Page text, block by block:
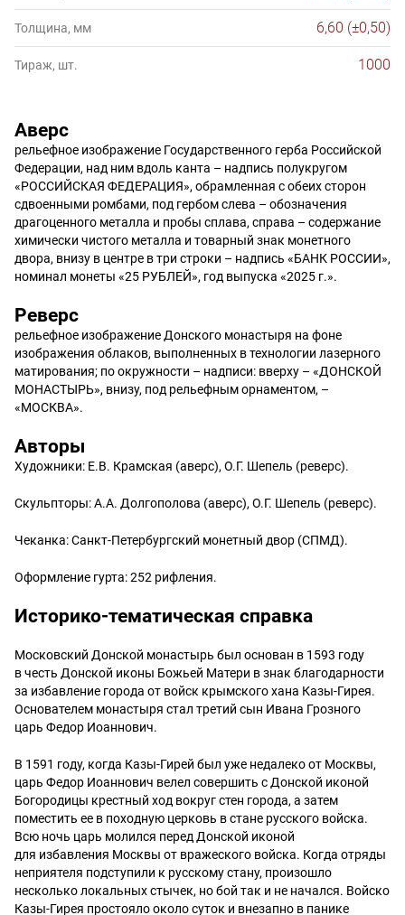
Толщина, мм 6,60 (±0,50)
Тираж, шт. 1000
Аверс
рельефное изображение Государственного герба Российской
Федерации, над ним вдоль канта – надпись полукругом
«РОССИЙСКАЯ ФЕДЕРАЦИЯ», обрамленная с обеих сторон
сдвоенными ромбами, под гербом слева – обозначения
драгоценного металла и пробы сплава, справа – содержание
химически чистого металла и товарный знак монетного
двора, внизу в центре в три строки – надпись «БАНК РОССИИ»,
номинал монеты «25 РУБЛЕЙ», год выпуска «2025 г.».
Реверс
рельефное изображение Донского монастыря на фоне
изображения облаков, выполненных в технологии лазерного
матирования; по окружности – надписи: вверху – «ДОНСКОЙ
МОНАСТЫРЬ», внизу, под рельефным орнаментом, –
«МОСКВА».
Авторы
Художники: Е.В. Крамская (аверс), О.Г. Шепель (реверс).
Скульпторы: А.А. Долгополова (аверс), О.Г. Шепель (реверс).
Чеканка: Санкт-Петербургский монетный двор (СПМД).
Оформление гурта: 252 рифления.
Историко-тематическая справка
Московский Донской монастырь был основан в 1593 году
в честь Донской иконы Божьей Матери в знак благодарности
за избавление города от войск крымского хана Казы-Гирея.
Основателем монастыря стал третий сын Ивана Грозного
царь Федор Иоаннович.
В 1591 году, когда Казы-Гирей был уже недалеко от Москвы,
царь Федор Иоаннович велел совершить с Донской иконой
Богородицы крестный ход вокруг стен города, а затем
поместить ее в походную церковь в стане русского войска.
Всю ночь царь молился перед Донской иконой
для избавления Москвы от вражеского войска. Когда отряды
неприятеля подступили к русскому стану, произошло
несколько локальных стычек, но бой так и не начался. Войско
Казы-Гирея простояло около суток и внезапно в панике